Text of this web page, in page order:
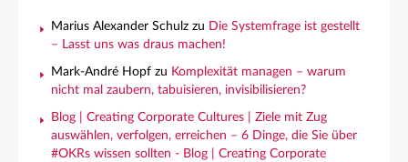
Marius Alexander Schulz zu Die Systemfrage ist gestellt
– Lasst uns was draus machen!
Mark-André Hopf zu Komplexität managen – warum
nicht mal zaubern, tabuisieren, invisibilisieren?
Blog | Creating Corporate Cultures | Ziele mit Zug
auswählen, verfolgen, erreichen – 6 Dinge, die Sie über
#OKRs wissen sollten - Blog | Creating Corporate